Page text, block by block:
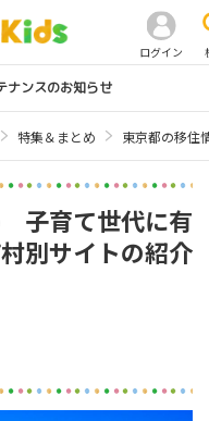
ログイン
ンスのお知らせ
特集＆まとめ 東京都の移住
子育て世代に有
別サイトの紹介